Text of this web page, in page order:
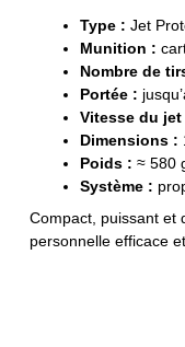
Type : Jet
Munition :
Nombre de
Portée :
Vitesse du jet
Dimensions :
Poids : ≈ 580
Système :
Compact, puissant et
personnelle efficace